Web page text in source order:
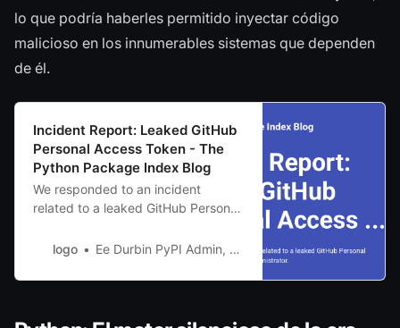
lo que podría haberles permitido inyectar código
malicioso en los innumerables sistemas que dependen
de él.
Incident Report: Leaked GitHub
Personal Access Token - The
Python Package Index Blog
We responded to an incident
related to a leaked GitHub Personal
administrator.
logo Ee Durbin PyPI Admin, Director of Infrastructure (PSF)